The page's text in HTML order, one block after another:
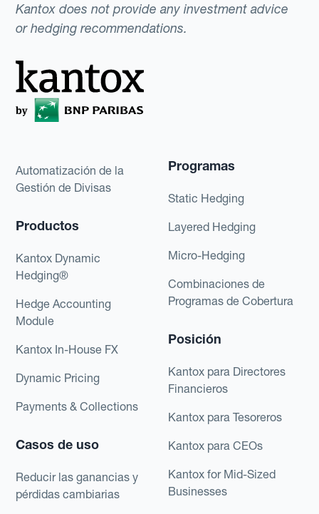
Kantox does not provide any investment advice
or hedging recommendations.
Automatización de la
Gestión de Divisas
Productos
Kantox Dynamic
Hedging®
Hedge Accounting
Module
Kantox In-House FX
Dynamic Pricing
Payments & Collections
Casos de uso
Reducir las ganancias y
pérdidas cambiarias
Programas
Static Hedging
Layered Hedging
Micro-Hedging
Combinaciones de
Programas de Cobertura
Posición
Kantox para Directores
Financieros
Kantox para Tesoreros
Kantox para CEOs
Kantox for Mid-Sized
Businesses